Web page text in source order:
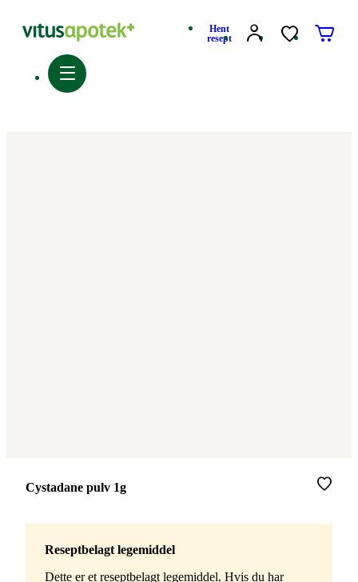
Hent
resept
Merke:
Cystadane pulv 1g
Reseptbelagt legemiddel
Dette er et reseptbelagt legemiddel. Hvis du har